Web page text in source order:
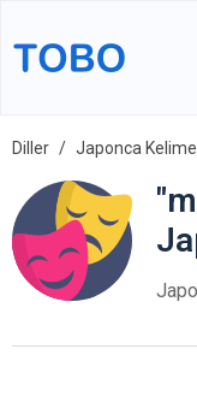
Diller Japonca